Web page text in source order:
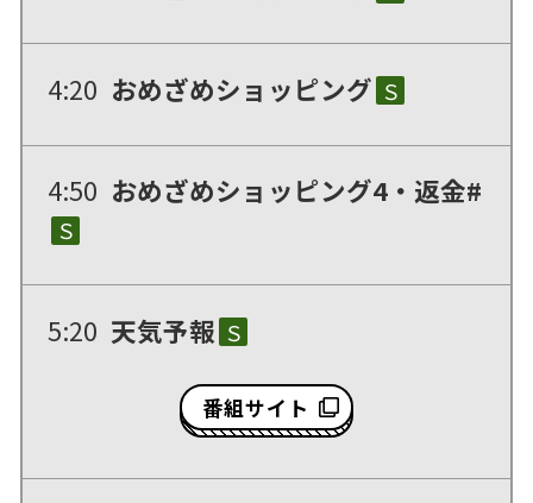
4:20 おめざめショッピング Ｓ
4:50 おめざめショッピング4・返金#
Ｓ
5:20 天気予報 Ｓ
番組サイト